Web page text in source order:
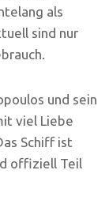
als
sind nur
und sein
viel Liebe
Schiff ist
offiziell Teil